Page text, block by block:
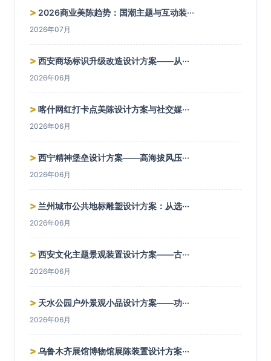
> 2026商业美陈趋势：国潮主题与互动装···
2026年07月
> 西安商场标识升级改造设计方案——从···
2026年06月
> 喀什网红打卡点美陈设计方案与社交媒···
2026年06月
> 西宁精神堡垒设计方案——高海拔风压···
2026年06月
> 兰州城市公共地标雕塑设计方案：从选···
2026年06月
> 西安文化主题景观装置设计方案——古···
2026年06月
> 天水公园户外景观小品设计方案——功···
2026年06月
> 乌鲁木齐展馆博物馆展陈装置设计方案···